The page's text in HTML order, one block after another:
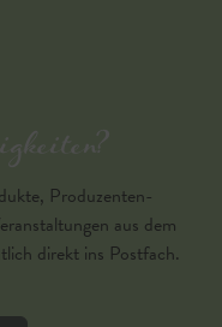
Produzenten-
aus dem
direkt ins Postfach.